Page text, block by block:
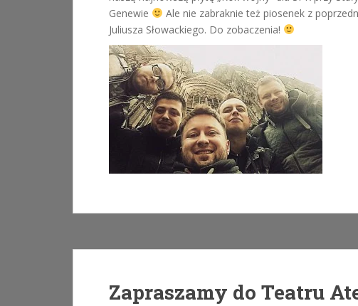
Genewie
Ale nie zabraknie też piosenek z
Juliusza Słowackiego. Do zobaczenia!
Zapraszamy do Teatru